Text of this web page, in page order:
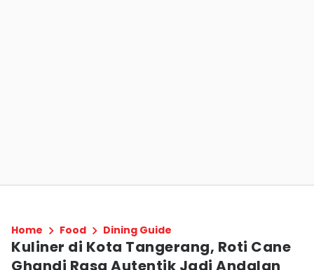
Home Food Dining Guide
Kuliner di Kota Tangerang, Roti Cane
Ghandi Rasa Autentik Jadi Andalan